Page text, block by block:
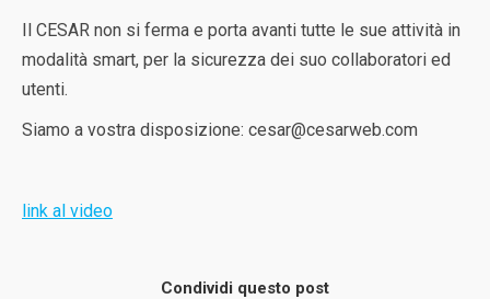
Il CESAR non si ferma e porta avanti tutte le sue attività in
modalità smart, per la sicurezza dei suo collaboratori ed
utenti.
Siamo a vostra disposizione: cesar@cesarweb.com
link al video
Condividi questo post